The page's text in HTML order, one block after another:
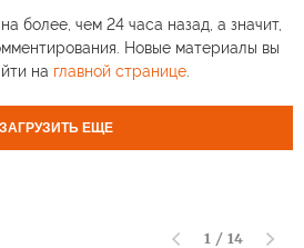
более, чем 24 часа назад, а значит,
Новые материалы вы
на главной странице.
ЗАГРУЗИТЬ ЕЩЕ
1 / 14